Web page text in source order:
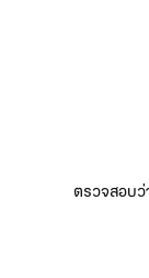
ตรวจสอบว่